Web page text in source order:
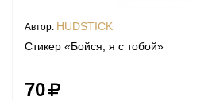
Автор: HUDSTICK
Стикер «Бойся, я с тобой»
70